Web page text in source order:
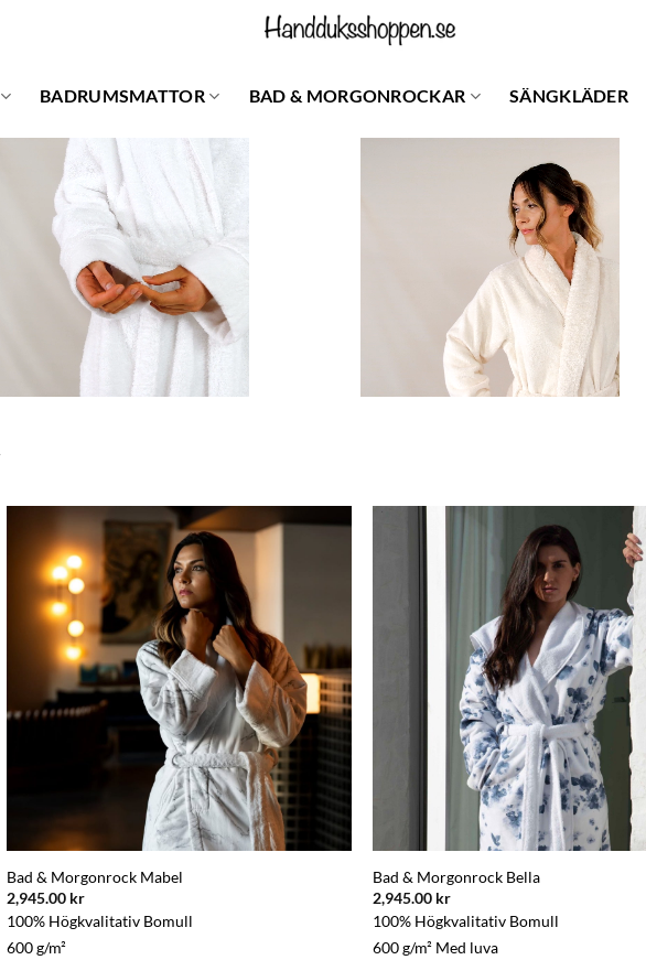
BADRUMSMATTOR BAD & MORGONROCKAR SÄNGKLÄDER
Bad & Morgonrock Mabel
2,945.00 kr
100% Högkvalitativ Bomull
600 g/m²
Bad & Morgonrock Bella
2,945.00 kr
100% Högkvalitativ Bomull
600 g/m² Med luva